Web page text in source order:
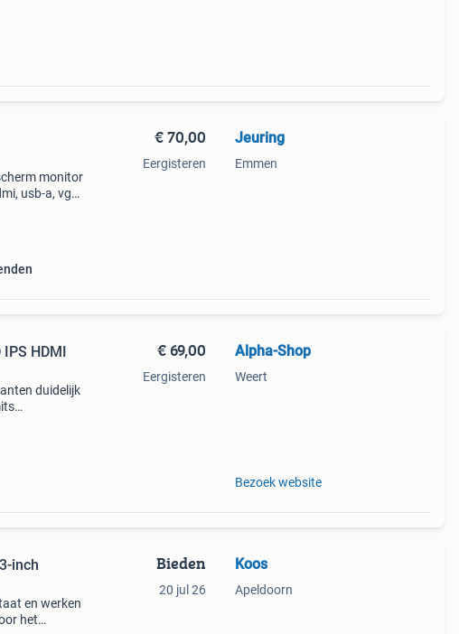
monitor
usb-a, vga
€ 70,00
Eergisteren
Jeuring
Emmen
IPS HDMI
duidelijk
€ 69,00
Eergisteren
Alpha-Shop
Weert
Bezoek website
inch
en werken
het
Bieden
20 jul 26
Koos
Apeldoorn